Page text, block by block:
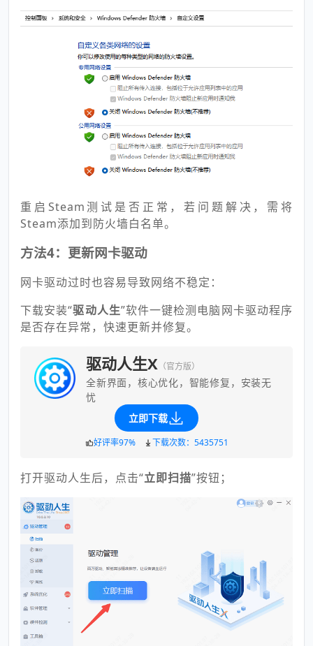
重启Steam测试是否正常，若问题解决，需将
Steam添加到防火墙白名单。
方法4：更新网卡驱动
网卡驱动过时也容易导致网络不稳定：
下载安装“驱动人生”软件一键检测电脑网卡驱动程序
是否存在异常，快速更新并修复。
驱动人生X （官方版）
全新界面，核心优化，智能修复，安装无
忧
立即下载
好评率97% 下载次数：5435751
打开驱动人生后，点击“立即扫描”按钮；